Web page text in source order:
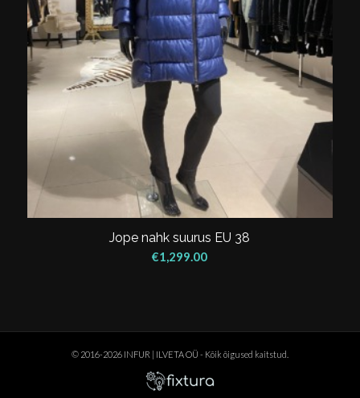
Jope nahk suurus EU 38
€1,299.00
© 2016-2026 INFUR | ILVETA OÜ - Kõik õigused kaitstud.